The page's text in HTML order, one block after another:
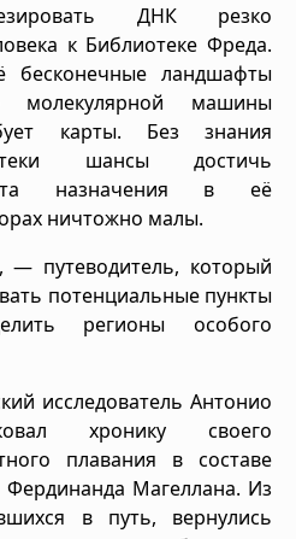
ДНК резко
к Библиотеке Фреда.
бесконечные ландшафты
молекулярной машины
карты. Без знания
шансы достичь
назначения в её
ничтожно малы.
— путеводитель, который
потенциальные пункты
регионы особого
исследователь Антонио
хронику своего
плавания в составе
Фердинанда Магеллана. Из
в путь, вернулись